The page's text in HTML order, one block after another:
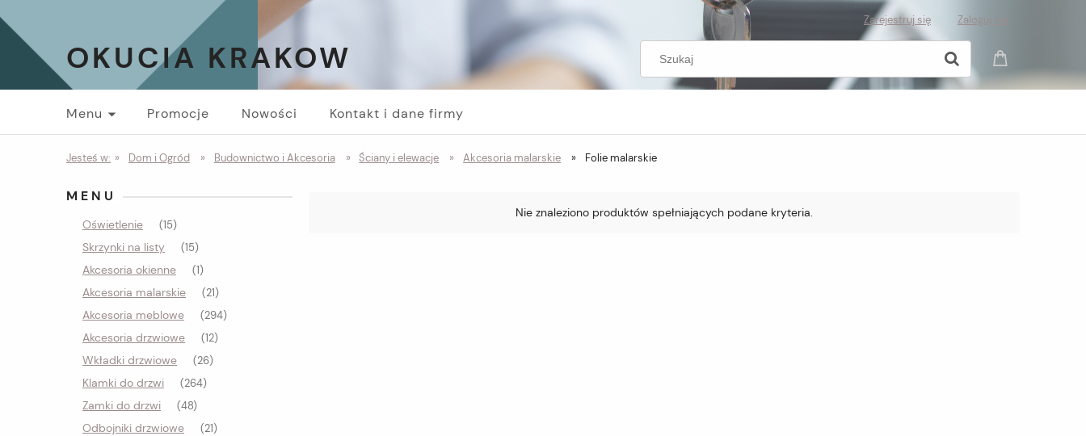
Zarejestruj się Zaloguj się
OKUCIA KRAKOW
Menu Promocje Nowości Kontakt i dane firmy
Jesteś w: » Dom i Ogród » Budownictwo i Akcesoria » Ściany i elewacje » Akcesoria malarskie » Folie malarskie
MENU
Oświetlenie (15)
Skrzynki na listy (15)
Akcesoria okienne (1)
Akcesoria malarskie (21)
Akcesoria meblowe (294)
Akcesoria drzwiowe (12)
Wkładki drzwiowe (26)
Klamki do drzwi (264)
Zamki do drzwi (48)
Odbojniki drzwiowe (21)
Nie znaleziono produktów spełniających podane kryteria.